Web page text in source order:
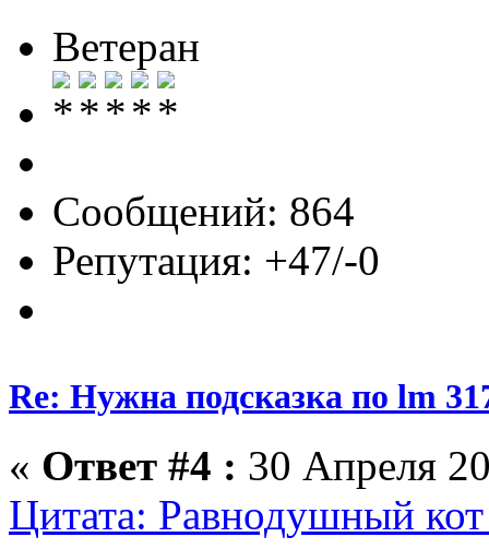
Ветеран
Сообщений: 864
Репутация: +47/-0
Re: Нужна подсказка по lm
« Ответ #4 : 30 Апреля
Цитата: Равнодушный